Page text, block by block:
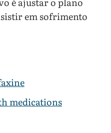
em sofrimento
medications